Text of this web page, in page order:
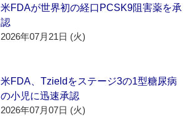
米FDAが世界初の経口PCSK9阻害薬を承
認
2026年07月21日 (火)
米FDA、Tzieldをステージ3の1型糖尿病
の小児に迅速承認
2026年07月07日 (火)